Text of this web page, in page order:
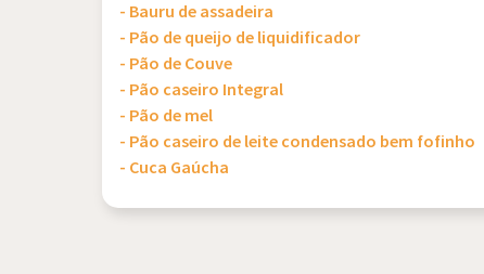
- Bauru de assadeira
- Pão de queijo de liquidificador
- Pão de Couve
- Pão caseiro Integral
- Pão de mel
- Pão caseiro de leite condensado bem fofinho
- Cuca Gaúcha